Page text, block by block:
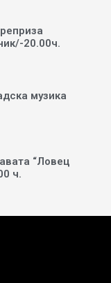
20.00ч.
музика
“Ловец
ч.